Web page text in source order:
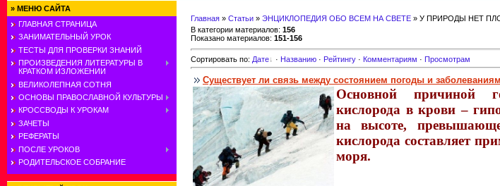
» МЕНЮ САЙТА
ГЛАВНАЯ СТРАНИЦА
ЗАНИМАТЕЛЬНЫЙ УРОК
ТЕСТЫ ДЛЯ ПРОВЕРКИ ЗНАНИЙ
ПРОИЗВЕДЕНИЯ ЛИТЕРАТУРЫ В
КРАТКОМ ИЗЛОЖЕНИИ
ВЕЛИКОЛЕПНАЯ СОТНЯ
ОСНОВЫ ПРАВОСЛАВНОЙ КУЛЬТУРЫ
КРОССВОДЫ К УРОКАМ
ЗАЧЕТЫ
РЕФЕРАТЫ
ПОСЛЕ УРОКОВ
РОДИТЕЛЬСКОЕ СОБРАНИЕ
Главная » Статьи » ЭНЦИКЛОПЕДИЯ ОБО ВСЕМ НА СВЕТЕ » У ПРИРОДЫ НЕТ
В категории материалов: 156
Показано материалов: 151-156
Сортировать по: Дате · Названию · Рейтингу · Комментариям · Просмотрам
Существует ли связь между состоянием погоды и
Основной причиной
кислорода в крови –
на высоте,
кислорода составляет
моря.